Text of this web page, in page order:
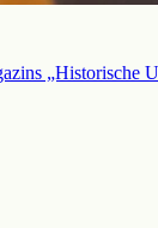
„Historische